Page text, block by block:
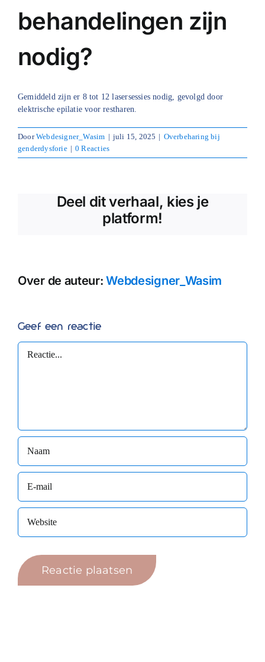
Blog
Over ons
Afspraak maken
behandelingen zijn
nodig?
Gemiddeld zijn er 8 tot 12 lasersessies nodig, gevolgd door
elektrische epilatie voor restharen.
DoorWebdesigner_Wasim | juli 15, 2025 | Overbeharing bij
genderdysforie | 0 Reacties
Deel dit verhaal, kies je
platform!
Over de auteur:Webdesigner_Wasim
Geef een reactie
Reactie